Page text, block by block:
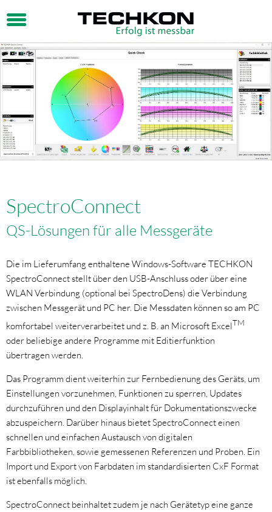
SpectroConnect
QS-Lösungen für alle Messgeräte
Die im Lieferumfang enthaltene Windows-Software TECHKON
SpectroConnect stellt über den USB-Anschluss oder über eine
WLAN Verbindung (optional bei SpectroDens) die Verbindung
zwischen Messgerät und PC her. Die Messdaten können so am PC
komfortabel weiterverarbeitet und z. B. an Microsoft ExcelTM
oder beliebige andere Programme mit Editierfunktion
übertragen werden.
Das Programm dient weiterhin zur Fernbedienung des Geräts, um
Einstellungen vorzunehmen, Funktionen zu sperren, Updates
durchzuführen und den Displayinhalt für Dokumentationszwecke
abzuspeichern. Darüber hinaus bietet SpectroConnect einen
schnellen und einfachen Austausch von digitalen
Farbbibliotheken, sowie gemessenen Referenzen und Proben. Ein
Import und Export von Farbdaten im standardisierten CxF Format
ist ebenfalls möglich.
SpectroConnect beinhaltet zudem je nach Gerätetyp eine ganze